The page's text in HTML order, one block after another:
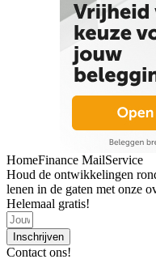
HomeFinance MailService
Houd de ontwikkelingen
lenen in de gaten met onze
Helemaal gratis!
Inschrijven
Contact ons!